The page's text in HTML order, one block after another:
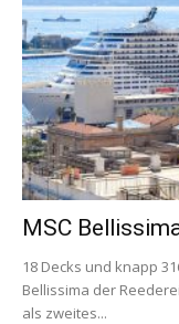
MSC
18 Decks und knapp
Bellissima der
als zweites...